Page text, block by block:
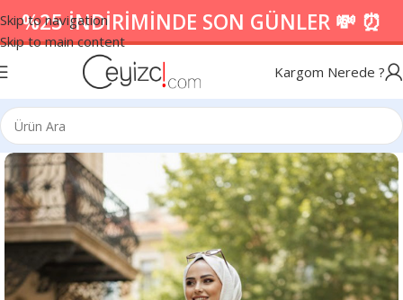
Skip to navigation
Skip to main content
%25 İNDİRİMİNDE SON GÜNLER 💸 ⏰
Kargom Nerede ?